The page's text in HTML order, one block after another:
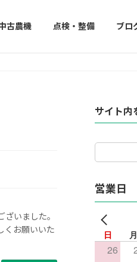
古農機 点検・整備 ブロ
いました。
くお願いいた
サイト内
営業日
日 月
26